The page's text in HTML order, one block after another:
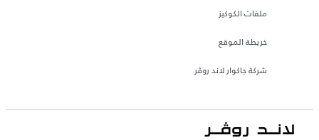
ملفات الكوكيز
خريطة الموقع
شركة جاكوار لاند روڤر